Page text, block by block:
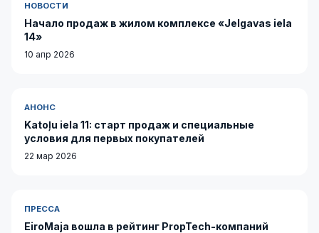
НОВОСТИ
Начало продаж в жилом комплексе «Jelgavas iela
14»
10 апр 2026
АНОНС
Katoļu iela 11: старт продаж и специальные
условия для первых покупателей
22 мар 2026
ПРЕССА
EiroMaja вошла в рейтинг PropTech-компаний